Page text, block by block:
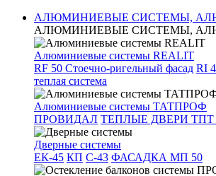
АЛЮМИНИЕВЫЕ СИСТЕМЫ,
АЛЮМИНИЕВЫЕ СИСТЕМЫ,
Алюминиевые системы REALIT
RF 50 Стоечно-ригельный фасад RI
теплая система
Алюминиевые системы ТАТПРОФ
ПРОВИДАЛ ТЕПЛЫЕ ДВЕРИ ТПТ
Дверные системы
ЕК-45 КП С-43 ФАСАДКА МП 50